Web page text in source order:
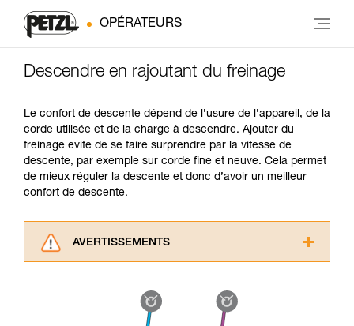
OPÉRATEURS
Descendre en rajoutant du freinage
Le confort de descente dépend de l’usure de l’appareil, de la
corde utilisée et de la charge à descendre. Ajouter du
freinage évite de se faire surprendre par la vitesse de
descente, par exemple sur corde fine et neuve. Cela permet
de mieux réguler la descente et donc d’avoir un meilleur
confort de descente.
AVERTISSEMENTS
consulter. Vous devez avoir compris les
informations de la notice technique pour